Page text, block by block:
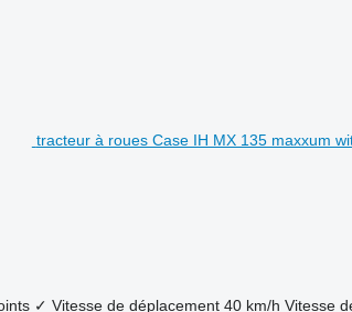
tracteur à roues Case IH MX 135 maxxum
✓ Vitesse de déplacement 40 km/h Vitesse